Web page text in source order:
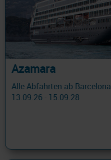
Azamara
Alle Abfahrten ab Barcelona
13.09.26 - 15.09.28